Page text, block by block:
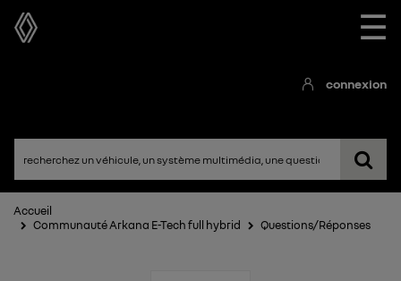
☰
connexion
Accueil
Communauté Arkana E-Tech full hybrid
Questions/Réponses